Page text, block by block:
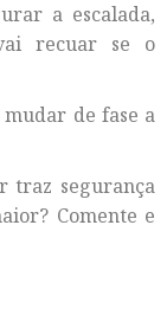
a escalada,
recuar se o
de fase a
traz segurança
Comente e